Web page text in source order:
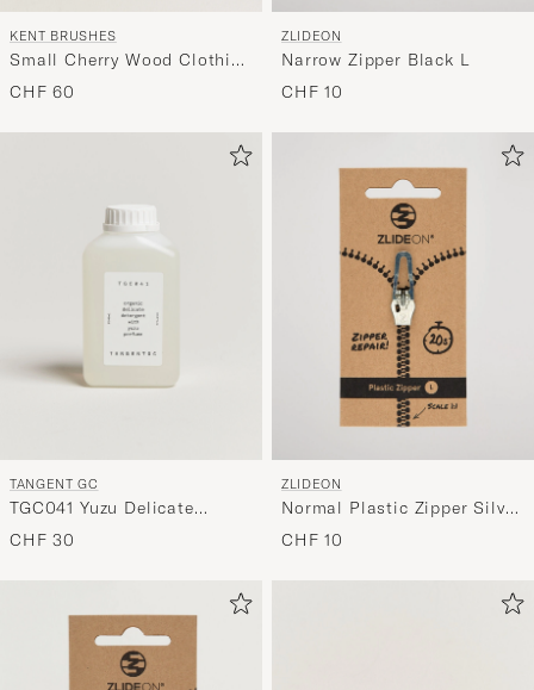
KENT BRUSHES
Small Cherry Wood Clothing
Brush
CHF 60
ZLIDEON
Narrow Zipper Black L
CHF 10
TANGENT GC
TGC041 Yuzu Delicate
Detergent
CHF 30
ZLIDEON
Normal Plastic Zipper Silver
L
CHF 10